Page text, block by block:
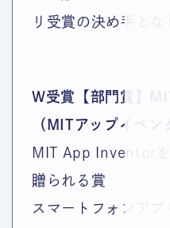
リ受賞の決め手とな
W受賞【部門賞】
（MITアップイベ
MIT App Inventorを
贈られる賞
スマートフォンアプ